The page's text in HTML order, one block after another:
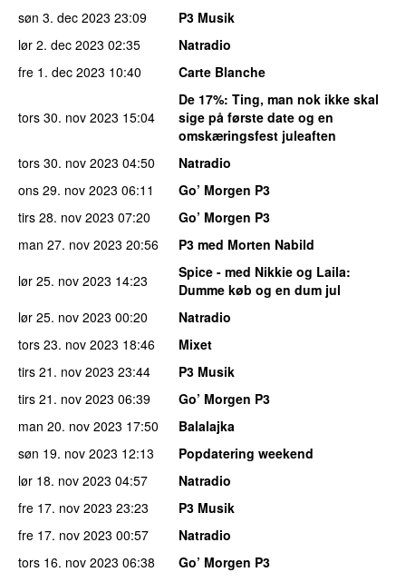
søn 3. dec 2023 23:09
P3 Musik
lør 2. dec 2023 02:35
Natradio
fre 1. dec 2023 10:40 Carte Blanche
tors 30. nov 2023 15:04
De 17%: Ting, man nok ikke skal
sige på første date og en
omskæringsfest juleaften
tors 30. nov 2023 04:50
Natradio
ons 29. nov 2023 06:11
Go’ Morgen P3
tirs 28. nov 2023 07:20
Go’ Morgen P3
man 27. nov 2023 20:56
P3 med Morten Nabild
lør 25. nov 2023 14:23 Spice - med Nikkie og Laila:
Dumme køb og en dum jul
lør 25. nov 2023 00:20
Natradio
tors 23. nov 2023 18:46
Mixet
tirs 21. nov 2023 23:44
P3 Musik
tirs 21. nov 2023 06:39
Go’ Morgen P3
man 20. nov 2023 17:50
Balalajka
søn 19. nov 2023 12:13
Popdatering weekend
lør 18. nov 2023 04:57
Natradio
fre 17. nov 2023 23:23
P3 Musik
fre 17. nov 2023 00:57
Natradio
tors 16. nov 2023 06:38
Go’ Morgen P3